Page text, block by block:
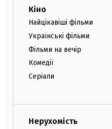
Кіно
Найцікавіші фільми
Українські фільми
Фільми на вечір
Комедії
Серіали
Нерухомість